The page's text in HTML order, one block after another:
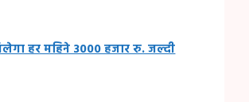
हर महिने 3000 हजार रु. जल्दी